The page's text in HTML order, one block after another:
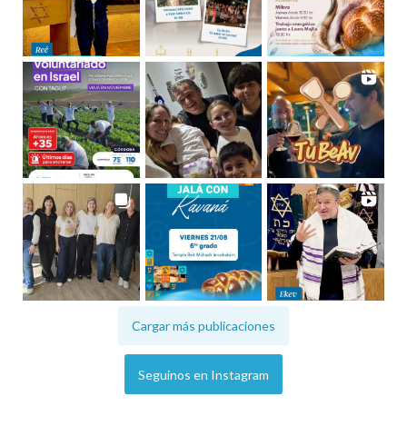
Cargar más publicaciones
Seguinos en Instagram